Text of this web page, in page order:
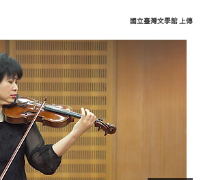
國立臺灣文學館 上傳